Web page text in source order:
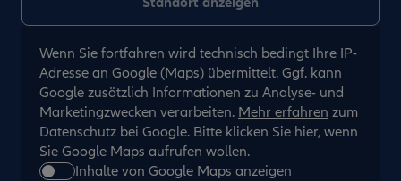
Wenn Sie fortfahren wird technisch bedingt Ihre IP-
Adresse an Google (Maps) übermittelt. Ggf. kann
Google zusätzlich Informationen zu Analyse- und
Marketingzwecken verarbeiten. Mehr erfahren zum
Datenschutz bei Google. Bitte klicken Sie hier, wenn
Sie Google Maps aufrufen wollen.
Inhalte von Google Maps anzeigen